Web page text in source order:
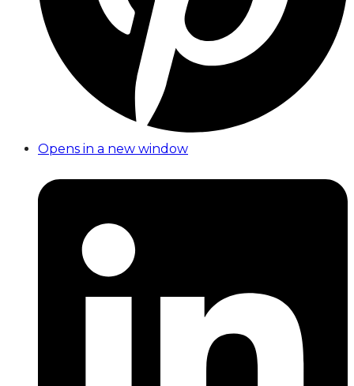
Opens in a new window